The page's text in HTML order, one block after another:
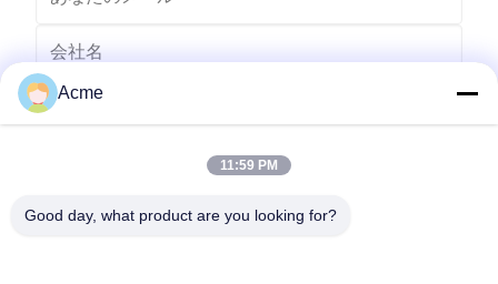
Acme
11:59 PM
Good day, what product are you looking for?